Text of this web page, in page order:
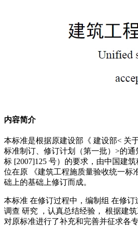
内容简介
本标准是根据原建设部《 建设部< 关
标准制订、修订计划（第一批）>的
标 [2007]125 号）的要求，由中国建
位在原 《建筑工程施质量验收统一标
础上的基础上修订而成。
本标准 在修订过程中，编制组 在修订
调查 研究 ，认真总结经验， 根据建
对原标准进行了补充和完善并征求各